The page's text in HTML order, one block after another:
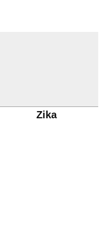
Zika